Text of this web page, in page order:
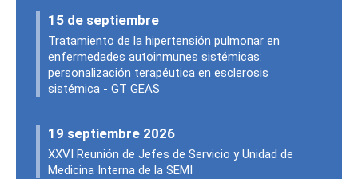
15 de septiembre
Tratamiento de la hipertensión pulmonar en
enfermedades autoinmunes sistémicas:
personalización terapéutica en esclerosis
sistémica - GT GEAS
19 septiembre 2026
XXVI Reunión de Jefes de Servicio y Unidad de
Medicina Interna de la SEMI